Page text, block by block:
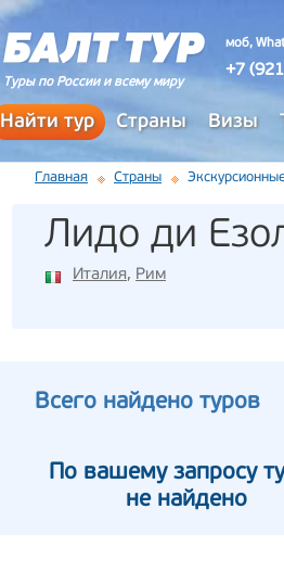
Туры по России и всему миру
моб,
+7
Найти тур Страны Визы
Главная Страны
Лидо ди
Италия, Рим
Всего найдено туров
По вашему запросу
не найдено